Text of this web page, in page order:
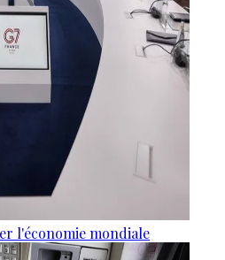
l'économie mondiale